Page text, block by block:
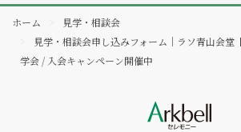
ホーム
見学・相談会
見学・相談会申し込みフォーム｜ラソ青山会堂
学会 / 入会キャンペーン開催中